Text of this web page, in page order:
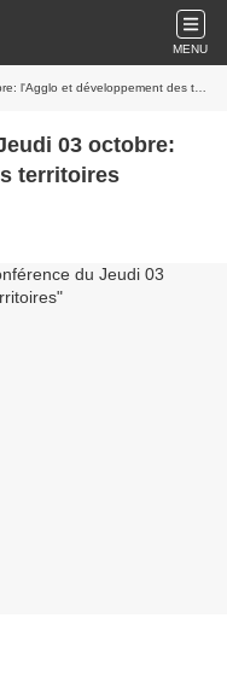
MENU
et développement des territoires
03 octobre:
territoires